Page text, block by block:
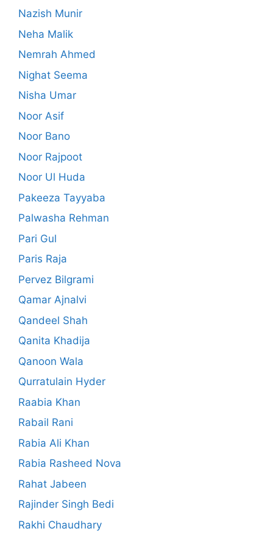
Nazish Munir
Neha Malik
Nemrah Ahmed
Nighat Seema
Nisha Umar
Noor Asif
Noor Bano
Noor Rajpoot
Noor Ul Huda
Pakeeza Tayyaba
Palwasha Rehman
Pari Gul
Paris Raja
Pervez Bilgrami
Qamar Ajnalvi
Qandeel Shah
Qanita Khadija
Qanoon Wala
Qurratulain Hyder
Raabia Khan
Rabail Rani
Rabia Ali Khan
Rabia Rasheed Nova
Rahat Jabeen
Rajinder Singh Bedi
Rakhi Chaudhary